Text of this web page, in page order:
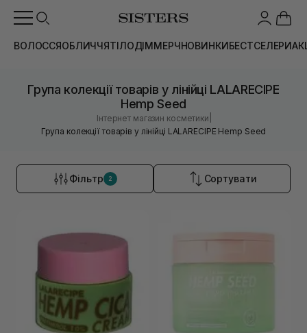
ВОЛОССЯОБЛИЧЧЯТІЛОДІММЕРЧНОВИНКИБЕСТСЕЛЕРИ
Група колекції товарів у лінійці LALARECIPE
Hemp Seed
Інтернет магазин косметики
Група колекції товарів у лінійці LALARECIPE Hemp Seed
Фільтр 2 Сортувати